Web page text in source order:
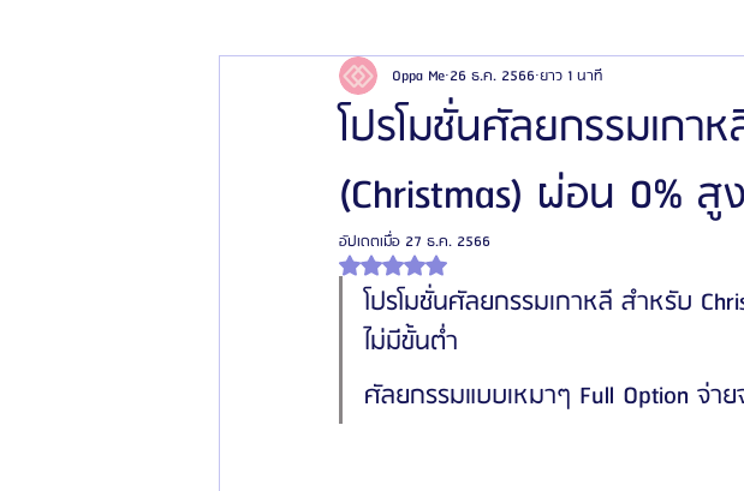
รีวิวศัลยกรรมฉีดไขมัน รีวิวศัลยกรรมดูดไขมัน
โรงพยาบาลศัลยกรรมเฟรช โรงพยาบาลศัลยกรรมจีเอ็นจี โรงพยา
รีวิวศัลยกรรมผู้ชาย โรงพยาบาลศัลยกรรมมาอิน
โปรโมชั่นศัลยกรรมเกา
(Christmas) ผ่อน 0% สู
Oppa Me 26 ธ.ค. 2566ยาว 1 นาที
อัปเดตเมื่อ 27 ธ.ค. 2566
ได้รับ NaN เต็ม 5 ดาว
โปรโมชั่นศัลยกรรมเกาหลี สำหรับ
ไม่มีขั้นต่ำ
ศัลยกรรมแบบเหมาๆ Full Option จ่าย